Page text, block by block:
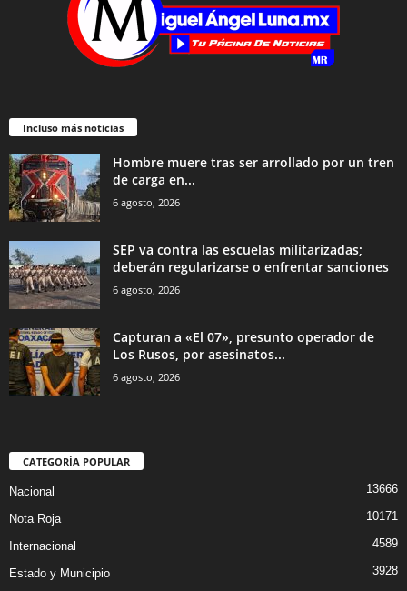
Incluso más noticias
Hombre muere tras ser arrollado por un tren
de carga en...
6 agosto, 2026
SEP va contra las escuelas militarizadas;
deberán regularizarse o enfrentar sanciones
6 agosto, 2026
Capturan a «El 07», presunto operador de
Los Rusos, por asesinatos...
6 agosto, 2026
CATEGORÍA POPULAR
Nacional 13666
Nota Roja 10171
Internacional 4589
Estado y Municipio
3928